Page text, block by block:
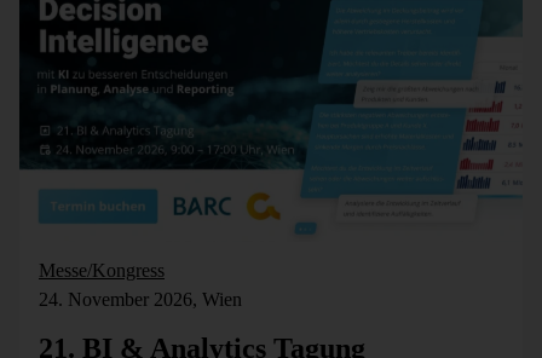
Messe/Kongress
24. November 2026, Wien
21. BI & Analytics Tagung